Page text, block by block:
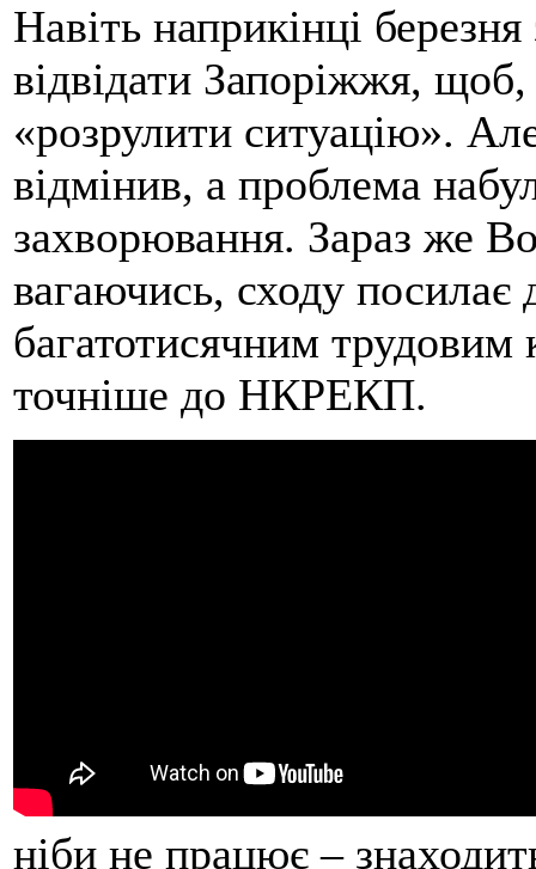
Навіть наприкінці
відвідати Запоріжжя,
«розрулити ситуацію».
відмінив, а проблема
захворювання. Зараз же
вагаючись, сходу посилає
багатотисячним трудовим
точніше до НКРЕКП.
ніби не працює –